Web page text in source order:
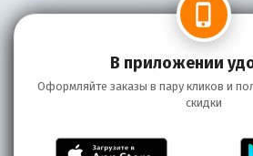
Нужен сайт, бот, мобильное
для вашего бизнеса доставки?
phone_iphone
В приложении
Оформляйте заказы в пару кликов и
скидки